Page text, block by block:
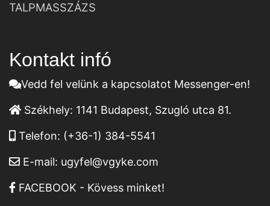
TALPMASSZÁZS
Kontakt infó
Vedd fel velünk a kapcsolatot Messenger-en!
Székhely: 1141 Budapest, Szugló utca 81.
Telefon: (+36-1) 384-5541
E-mail: ugyfel@vgyke.com
FACEBOOK - Kövess minket!